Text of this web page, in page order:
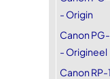
- Origin
Canon
- Origineel
Canon